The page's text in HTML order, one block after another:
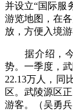
并设立“国际服
游览地图，在
放，方便入境游
据介绍，今
势。一季度，
22.13万人，同
区。武陵源区
游客。（吴勇兵